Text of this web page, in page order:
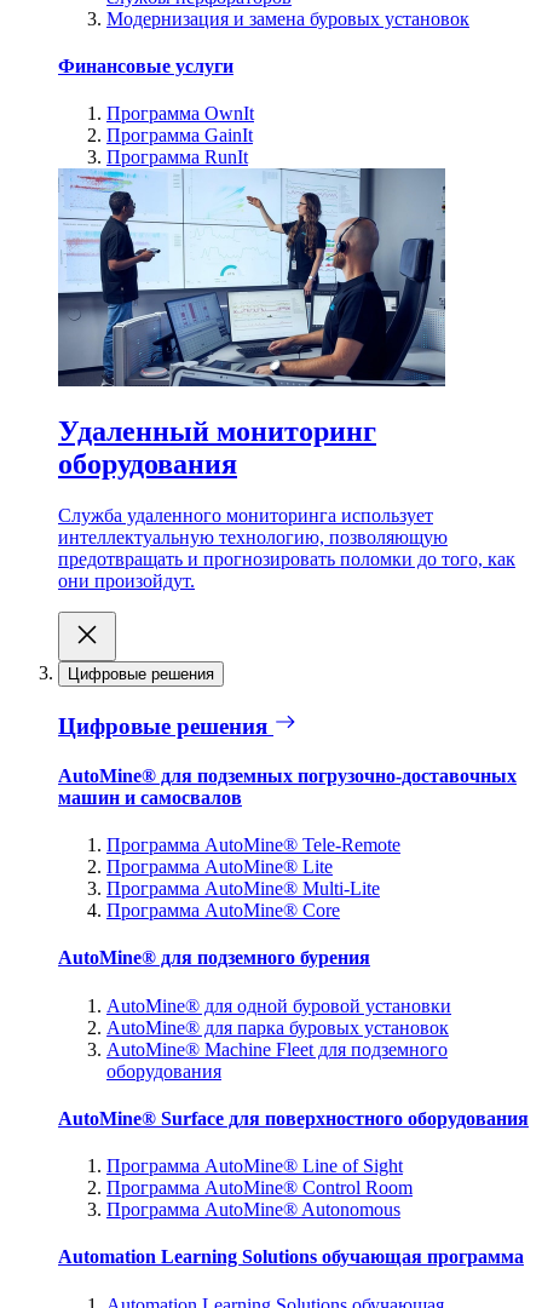
Модернизация и замена буровых установок
Финансовые услуги
Программа OwnIt
Программа GainIt
Программа RunIt
Удаленный мониторинг
оборудования
Служба удаленного мониторинга использует
интеллектуальную технологию, позволяющую
предотвращать и прогнозировать поломки до того, как
они произойдут.
Цифровые решения
Цифровые решения
AutoMine® для подземных погрузочно-доставочных
машин и самосвалов
Программа AutoMine® Tele-Remote
Программа AutoMine® Lite
Программа AutoMine® Multi-Lite
Программа AutoMine® Core
AutoMine® для подземного бурения
AutoMine® для одной буровой установки
AutoMine® для парка буровых установок
AutoMine® Machine Fleet для подземного
оборудования
AutoMine® Surface для поверхностного оборудования
Программа AutoMine® Line of Sight
Программа AutoMine® Control Room
Программа AutoMine® Autonomous
Automation Learning Solutions обучающая программа